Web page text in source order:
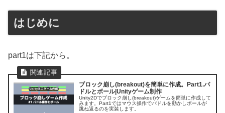
はじめに
part1は下記から。
ブロック崩し(breakout)を簡単に作成。Part1.パ
ドルとボール|Unityゲーム制作
Unity2Dでブロック崩し(breakout)ゲームを簡単に作成して
みます。Part1ではマウス操作でパドルを動かしボールが
跳ね返るのを実装します。